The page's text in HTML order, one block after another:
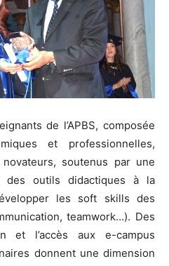
de l’APBS, composée
et professionnelles,
soutenus par une
des outils didactiques à la
les soft skills des
teamwork…). Des
et l’accès aux e-campus
donnent une dimension